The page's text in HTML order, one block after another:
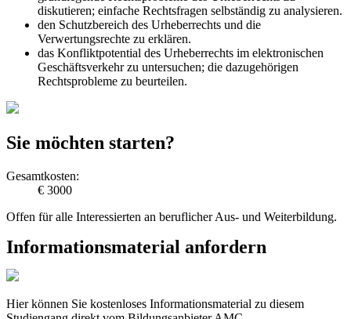
diskutieren; einfache Rechtsfragen selbständig zu analysieren.
den Schutzbereich des Urheberrechts und die
Verwertungsrechte zu erklären.
das Konfliktpotential des Urheberrechts im elektronischen
Geschäftsverkehr zu untersuchen; die dazugehörigen
Rechtsprobleme zu beurteilen.
Sie möchten starten?
Gesamtkosten:
€ 3000
Offen für alle Interessierten an beruflicher Aus- und Weiterbildung.
Informationsmaterial anfordern
Hier können Sie kostenloses Informationsmaterial zu diesem